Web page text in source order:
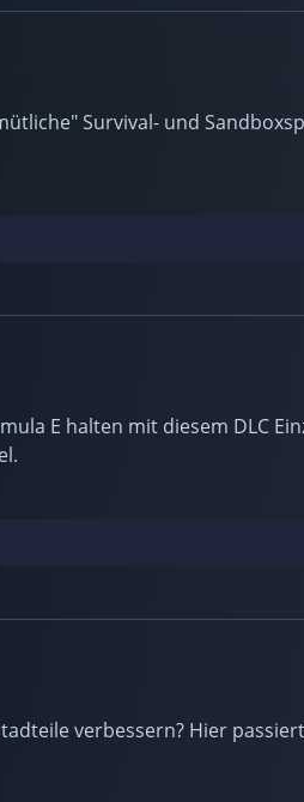
Survival- und
E halten mit diesem DLC
verbessern? Hier